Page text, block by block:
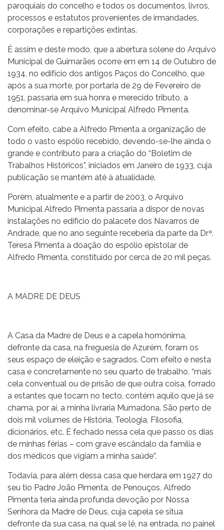
paroquiais do concelho e todos os documentos, livros,
processos e estatutos provenientes de irmandades,
corporações e repartições extintas.
É assim e deste modo, que a abertura solene do Arquivo
Municipal de Guimarães ocorre em em 14 de Outubro de
1934, no edifício dos antigos Paços do Concelho, que
após a sua morte, por portaria de 29 de Fevereiro de
1951, passaria em sua honra e merecido tributo, a
denominar-se Arquivo Municipal Alfredo Pimenta.
Com efeito, cabe a Alfredo Pimenta a organização de
todo o vasto espólio recebido, devendo-se-lhe ainda o
grande e contributo para a criação do “Boletim de
Trabalhos Históricos”, iniciados em Janeiro de 1933, cuja
publicação se mantém até à atualidade.
Porém, atualmente e a partir de 2003, o Arquivo
Municipal Alfredo Pimenta passaria a dispor de novas
instalações no edifício do palacete dos Navarros de
Andrade, que no ano seguinte receberia da parte da Drª.
Teresa Pimenta a doação do espólio epistolar de
Alfredo Pimenta, constituído por cerca de 20 mil peças.
A MADRE DE DEUS
A Casa da Madre de Deus e a capela homónima,
defronte da casa, na freguesia de Azurém, foram os
seus espaço de eleição e sagrados. Com efeito é nesta
casa e concretamente no seu quarto de trabalho, “mais
cela conventual ou de prisão de que outra coisa, forrado
a estantes que tocam no tecto, contém aquilo que já se
chama, por aí, a minha livraria Mumadona. São perto de
dois mil volumes de História, Teologia, Filosofia,
dicionários, etc. É fechado nessa cela que passo os dias
de minhas férias – com grave escândalo da família e
dos médicos que vigiam a minha saúde”.
Todavia, para além dessa casa que herdara em 1927 do
seu tio Padre João Pimenta, de Penouços, Alfredo
Pimenta teria ainda profunda devoção por Nossa
Senhora da Madre de Deus, cuja capela se situa
defronte da sua casa, na qual se lê, na entrada, no painel